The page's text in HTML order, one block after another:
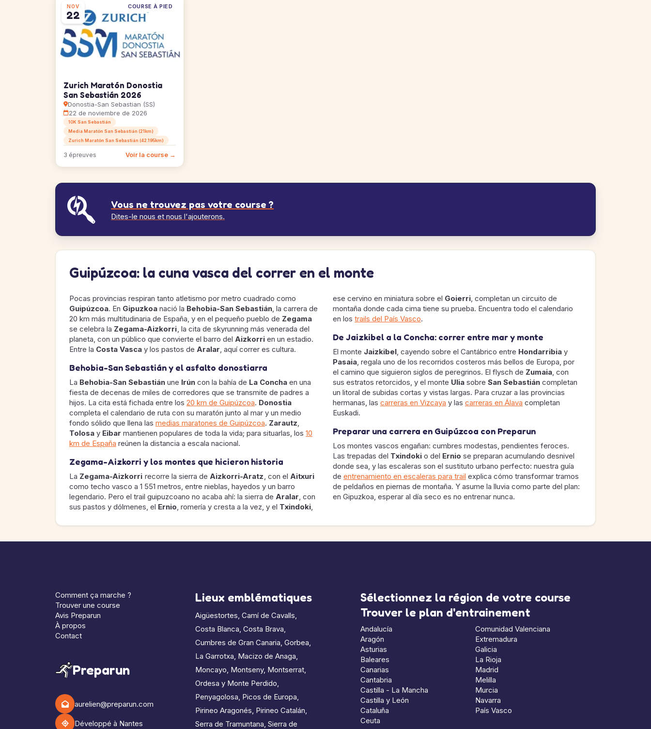
NOV
22
COURSE À PIED
Zurich Maratón Donostia
San Sebastián 2026
Donostia-San Sebastian (SS)
22 de noviembre de 2026
10K San Sebastián
Media Maratón San Sebastián (21km)
Zurich Maratón San Sebastián (42.195km)
3 épreuves Voir la course →
Vous ne trouvez pas votre course ?
Dites-le nous et nous l'ajouterons.
Guipúzcoa: la cuna vasca del correr en el monte
Pocas provincias respiran tanto atletismo por metro cuadrado como
Guipúzcoa. En Gipuzkoa nació la Behobia-San Sebastián, la carrera de
20 km más multitudinaria de España, y en el pequeño pueblo de Zegama
se celebra la Zegama-Aizkorri, la cita de skyrunning más venerada del
planeta, con un público que convierte el barro del Aizkorri en un estadio.
Entre la Costa Vasca y los pastos de Aralar, aquí correr es cultura.
Behobia-San Sebastián y el asfalto donostiarra
La Behobia-San Sebastián une Irún con la bahía de La Concha en una
fiesta de decenas de miles de corredores que se transmite de padres a
hijos. La cita está fichada entre los 20 km de Guipúzcoa. Donostia
completa el calendario de ruta con su maratón junto al mar y un medio
fondo sólido que llena las medias maratones de Guipúzcoa. Zarautz,
Tolosa y Eibar mantienen populares de toda la vida; para situarlas, los 10
km de España reúnen la distancia a escala nacional.
Zegama-Aizkorri y los montes que hicieron historia
La Zegama-Aizkorri recorre la sierra de Aizkorri-Aratz, con el Aitxuri
como techo vasco a 1 551 metros, entre nieblas, hayedos y un barro
legendario. Pero el trail guipuzcoano no acaba ahí: la sierra de Aralar, con
sus pastos y dólmenes, el Ernio, romería y cresta a la vez, y el Txindoki,
ese cervino en miniatura sobre el Goierri, completan un circuito de
montaña donde cada cima tiene su prueba. Encuentra todo el calendario
en los trails del País Vasco.
De Jaizkibel a la Concha: correr entre mar y monte
El monte Jaizkibel, cayendo sobre el Cantábrico entre Hondarribia y
Pasaia, regala uno de los recorridos costeros más bellos de Europa, por
el camino que siguieron siglos de peregrinos. El flysch de Zumaia, con
sus estratos retorcidos, y el monte Ulia sobre San Sebastián completan
un litoral de subidas cortas y vistas largas. Para cruzar a las provincias
hermanas, las carreras en Vizcaya y las carreras en Álava completan
Euskadi.
Preparar una carrera en Guipúzcoa con Preparun
Los montes vascos engañan: cumbres modestas, pendientes feroces.
Las trepadas del Txindoki o del Ernio se preparan acumulando desnivel
donde sea, y las escaleras son el sustituto urbano perfecto: nuestra guía
de entrenamiento en escaleras para trail explica cómo transformar tramos
de peldaños en piernas de montaña. Y asume la lluvia como parte del plan:
en Gipuzkoa, esperar al día seco es no entrenar nunca.
Comment ça marche ?
Trouver une course
Avis Preparun
À propos
Contact
Preparun
aurelien@preparun.com
Développé à Nantes
Lieux emblématiques
Aigüestortes, Camí de Cavalls,
Costa Blanca, Costa Brava,
Cumbres de Gran Canaria, Gorbea,
La Garrotxa, Macizo de Anaga,
Moncayo, Montseny, Montserrat,
Ordesa y Monte Perdido,
Penyagolosa, Picos de Europa,
Pirineo Aragonés, Pirineo Catalán,
Serra de Tramuntana, Sierra de
Sélectionnez la région de votre course
Trouver le plan d'entrainement
Andalucía
Aragón
Asturias
Baleares
Canarias
Cantabria
Castilla - La Mancha
Castilla y León
Cataluña
Ceuta
Comunidad Valenciana
Extremadura
Galicia
La Rioja
Madrid
Melilla
Murcia
Navarra
País Vasco